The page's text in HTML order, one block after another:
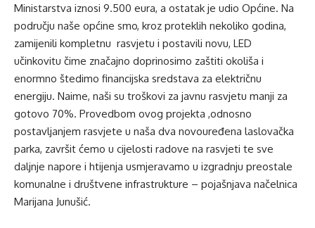
Ministarstva iznosi 9.500 eura, a ostatak je udio Općine. Na
području naše općine smo, kroz proteklih nekoliko godina,
zamijenili kompletnu rasvjetu i postavili novu, LED
učinkovitu čime značajno doprinosimo zaštiti okoliša i
enormno štedimo financijska sredstava za električnu
energiju. Naime, naši su troškovi za javnu rasvjetu manji za
gotovo 70%. Provedbom ovog projekta ,odnosno
postavljanjem rasvjete u naša dva novouređena laslovačka
parka, završit ćemo u cijelosti radove na rasvjeti te sve
daljnje napore i htijenja usmjeravamo u izgradnju preostale
komunalne i društvene infrastrukture – pojašnjava načelnica
Marijana Junušić.